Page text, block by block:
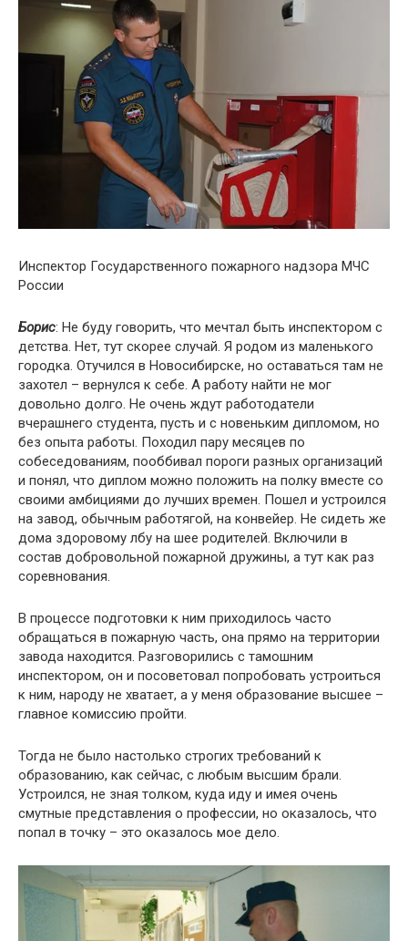
Инспектор Государственного пожарного надзора МЧС
России
Борис: Не буду говорить, что мечтал быть инспектором с
детства. Нет, тут скорее случай. Я родом из маленького
городка. Отучился в Новосибирске, но оставаться там не
захотел – вернулся к себе. А работу найти не мог
довольно долго. Не очень ждут работодатели
вчерашнего студента, пусть и с новеньким дипломом, но
без опыта работы. Походил пару месяцев по
собеседованиям, пооббивал пороги разных организаций
и понял, что диплом можно положить на полку вместе со
своими амбициями до лучших времен. Пошел и устроился
на завод, обычным работягой, на конвейер. Не сидеть же
дома здоровому лбу на шее родителей. Включили в
состав добровольной пожарной дружины, а тут как раз
соревнования.
В процессе подготовки к ним приходилось часто
обращаться в пожарную часть, она прямо на территории
завода находится. Разговорились с тамошним
инспектором, он и посоветовал попробовать устроиться
к ним, народу не хватает, а у меня образование высшее –
главное комиссию пройти.
Тогда не было настолько строгих требований к
образованию, как сейчас, с любым высшим брали.
Устроился, не зная толком, куда иду и имея очень
смутные представления о профессии, но оказалось, что
попал в точку – это оказалось мое дело.